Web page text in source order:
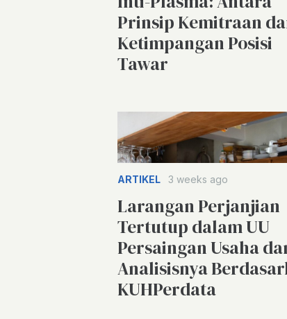
Prinsip Kemitraan
Ketimpangan Posisi
Tawar
ARTIKEL 3 weeks ago
Larangan Perjanjian
Tertutup dalam UU
Persaingan Usaha
Analisisnya
KUHPerdata